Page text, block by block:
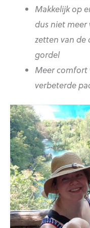
Makkelijk op
dus niet meer
zetten van de
gordel
Meer
verbeterde